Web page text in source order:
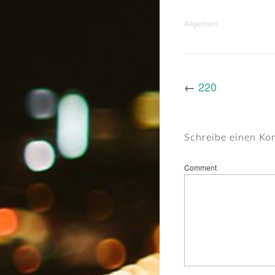
Allgemein
← 220
Schreibe einen
Comment